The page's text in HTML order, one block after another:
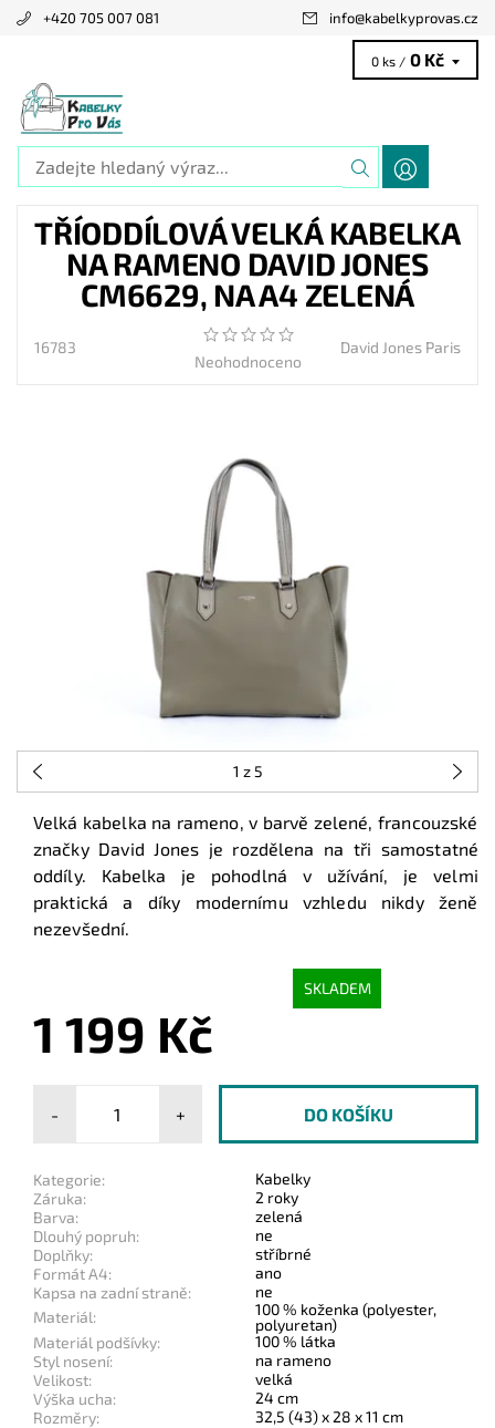
+420 705 007 081 info@kabelkyprovas.cz
0 ks / 0 Kč
TŘÍODDÍLOVÁ VELKÁ KABELKA
NA RAMENO DAVID JONES
CM6629, NA A4 ZELENÁ
16783
Neohodnoceno
David Jones Paris
1 z 5
Velká kabelka na rameno, v barvě zelené, francouzské
značky David Jones je rozdělena na tři samostatné
oddíly. Kabelka je pohodlná v užívání, je velmi
praktická a díky modernímu vzhledu nikdy ženě
nezevšední.
SKLADEM
1 199 Kč
- +
Kategorie:
Kabelky
Záruka:
2 roky
Barva:
zelená
Dlouhý popruh:
ne
Doplňky:
stříbrné
Formát A4:
ano
Kapsa na zadní straně:
ne
Materiál:
100 % koženka (polyester,
polyuretan)
Materiál podšívky:
100 % látka
Styl nosení:
na rameno
Velikost:
velká
Výška ucha:
24 cm
Rozměry:
32,5 (43) x 28 x 11 cm